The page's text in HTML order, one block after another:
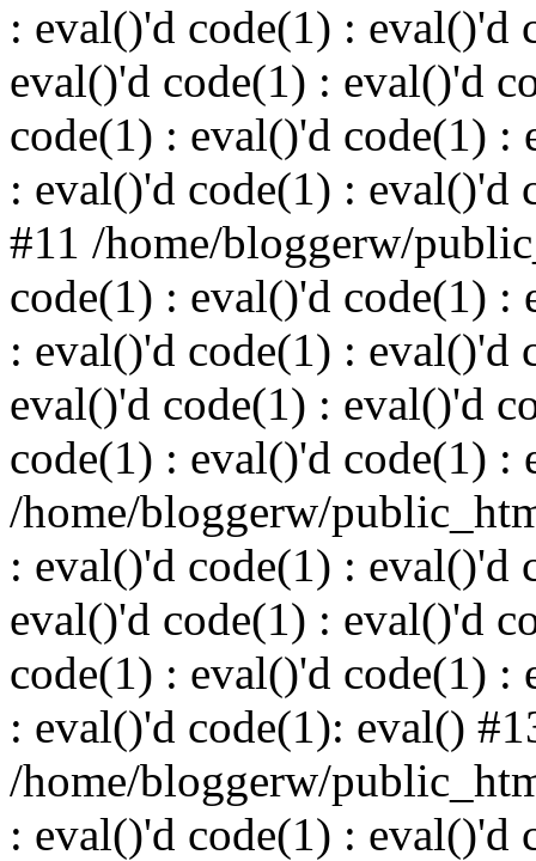
: eval()'d code(1) : eval()'d
eval()'d code(1) : eval()'d
code(1) : eval()'d code(1) :
: eval()'d code(1) : eval()'d
#11 /home/bloggerw/
code(1) : eval()'d code(1) :
: eval()'d code(1) : eval()'d
eval()'d code(1) : eval()'d
code(1) : eval()'d code(1) :
/home/bloggerw/
: eval()'d code(1) : eval()'d
eval()'d code(1) : eval()'d
code(1) : eval()'d code(1) :
: eval()'d code(1): eval()
/home/bloggerw/
: eval()'d code(1) : eval()'d